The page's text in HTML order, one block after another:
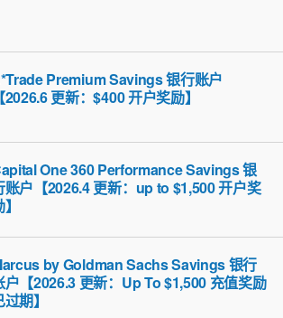
Premium Savings 银行账户
【2026.6 更新：$400 开户奖励】
One 360 Performance Savings 银
账户【2026.4 更新：up to $1,500 开户奖
by Goldman Sachs Savings 银行
户【2026.3 更新：Up To $1,500 充值奖励
过期】